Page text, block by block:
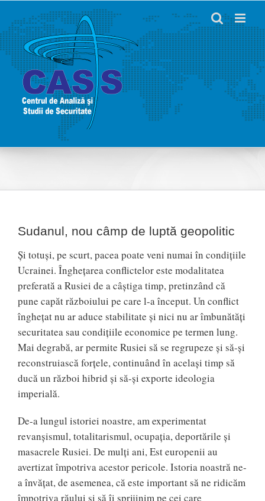
content
Sudanul, nou câmp de luptă geopolitic
Și totuși, pe scurt, pacea poate veni numai în condițiile
Ucrainei. Înghețarea conflictelor este modalitatea
preferată a Rusiei de a câștiga timp, pretinzând că
pune capăt războiului pe care l-a început. Un conflict
înghețat nu ar aduce stabilitate și nici nu ar îmbunătăți
securitatea sau condițiile economice pe termen lung.
Mai degrabă, ar permite Rusiei să se regrupeze și să-și
reconstruiască forțele, continuând în același timp să
ducă un război hibrid și să-și exporte ideologia
imperială.
De-a lungul istoriei noastre, am experimentat
revanșismul, totalitarismul, ocupația, deportările și
masacrele Rusiei. De mulți ani, Est europenii au
avertizat împotriva acestor pericole. Istoria noastră ne-
a învățat, de asemenea, că este important să ne ridicăm
împotriva răului și să îi sprijinim pe cei care